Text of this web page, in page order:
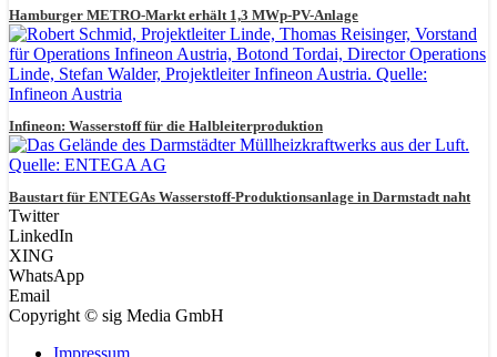
Hamburger METRO-Markt erhält 1,3 MWp-PV-Anlage
Infineon: Wasserstoff für die Halbleiterproduktion
Baustart für ENTEGAs Wasserstoff-Produktionsanlage in Darmstadt naht
Twitter
LinkedIn
XING
WhatsApp
Email
Copyright © sig Media GmbH
Impressum